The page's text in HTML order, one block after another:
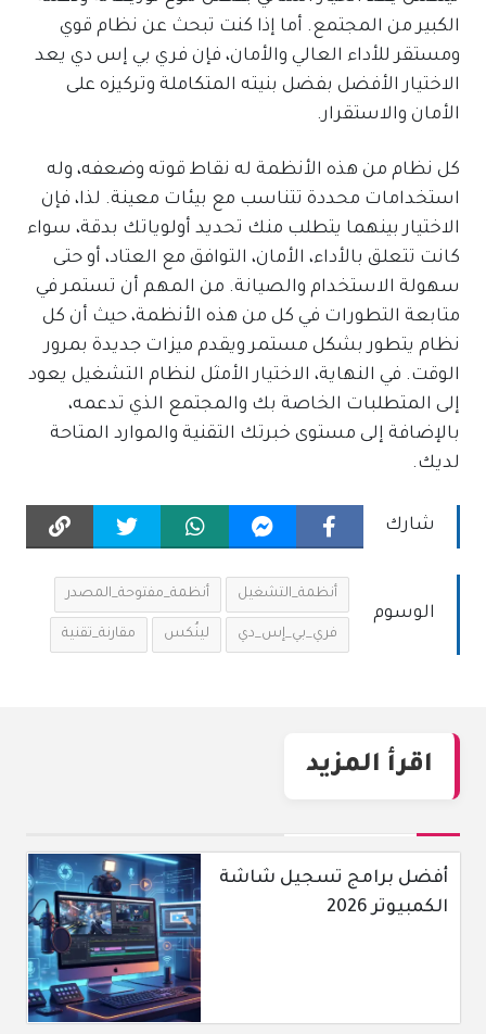
الكبير من المجتمع. أما إذا كنت تبحث عن نظام قوي
ومستقر للأداء العالي والأمان، فإن فري بي إس دي يعد
الاختيار الأفضل بفضل بنيته المتكاملة وتركيزه على
الأمان والاستقرار.
كل نظام من هذه الأنظمة له نقاط قوته وضعفه، وله
استخدامات محددة تتناسب مع بيئات معينة. لذا، فإن
الاختيار بينهما يتطلب منك تحديد أولوياتك بدقة، سواء
كانت تتعلق بالأداء، الأمان، التوافق مع العتاد، أو حتى
سهولة الاستخدام والصيانة. من المهم أن تستمر في
متابعة التطورات في كل من هذه الأنظمة، حيث أن كل
نظام يتطور بشكل مستمر ويقدم ميزات جديدة بمرور
الوقت. في النهاية، الاختيار الأمثل لنظام التشغيل يعود
إلى المتطلبات الخاصة بك والمجتمع الذي تدعمه،
بالإضافة إلى مستوى خبرتك التقنية والموارد المتاحة
لديك.
شارك
الوسوم
أنظمة_التشغيل أنظمة_مفتوحة_المصدر
فري_بي_إس_دي لينُكس مقارنة_تقنية
اقرأ المزيد
أفضل برامج تسجيل شاشة
الكمبيوتر 2026